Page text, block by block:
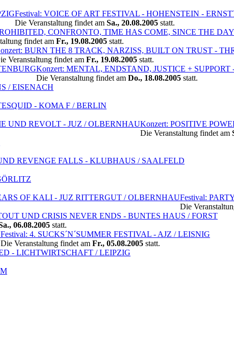
Festival: VOICE OF ART FESTIVAL - HOHENSTEIN -
Die Veranstaltung findet am Sa., 20.08.2005 statt.
CONFRONTO, TIME HAS COME, SINCE THE
findet am Fr., 19.08.2005 statt.
BURN THE 8 TRACK, NARZISS, BUILT ON TRUST -
Veranstaltung findet am Fr., 19.08.2005 statt.
Konzert: MENTAL, ENDSTAND, JUSTICE +
Die Veranstaltung findet am Do., 18.08.2005 statt.
/ EISENACH
- KOMA F / BERLIN
UND REVOLT - JUZ / OLBERNHAUKonzert: POSITIVE
Die Veranstaltung findet am
REVENGE FALLS - KLUBHAUS / SAALFELD
OF KALI - JUZ RITTERGUT / OLBERNHAUFestival:
Die
UND CRISIS NEVER ENDS - BUNTES HAUS / FORST
06.08.2005 statt.
Festival: 4. SUCKS´N´SUMMER FESTIVAL - AJZ / LEISNIG
Die Veranstaltung findet am Fr., 05.08.2005 statt.
- LICHTWIRTSCHAFT / LEIPZIG